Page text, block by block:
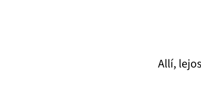
Allí,